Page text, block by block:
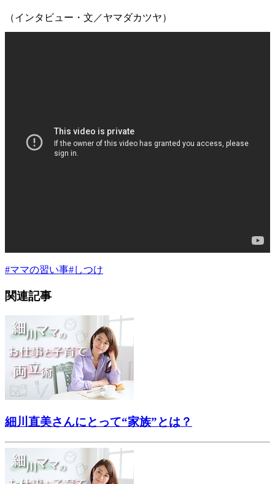
（インタビュー・文／ヤマダカツヤ）
#ママの習い事#しつけ
関連記事
細川直美さんにとって“家族”とは？